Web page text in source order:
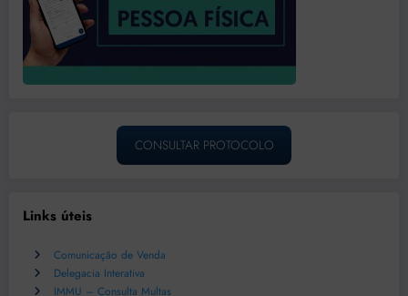
CONSULTAR PROTOCOLO
Links úteis
Comunicação de Venda
Delegacia Interativa
IMMU – Consulta Multas